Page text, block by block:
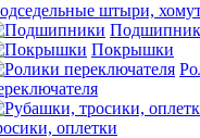
штыри,
Покрышки
оплетки